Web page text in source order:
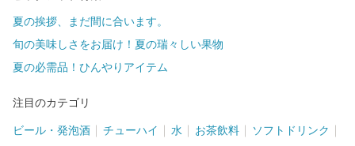
夏の挨拶、まだ間に合います。
旬の美味しさをお届け！夏の瑞々しい果物
夏の必需品！ひんやりアイテム
注目のカテゴリ
ビール・発泡酒 チューハイ 水 お茶飲料 ソフトドリンク